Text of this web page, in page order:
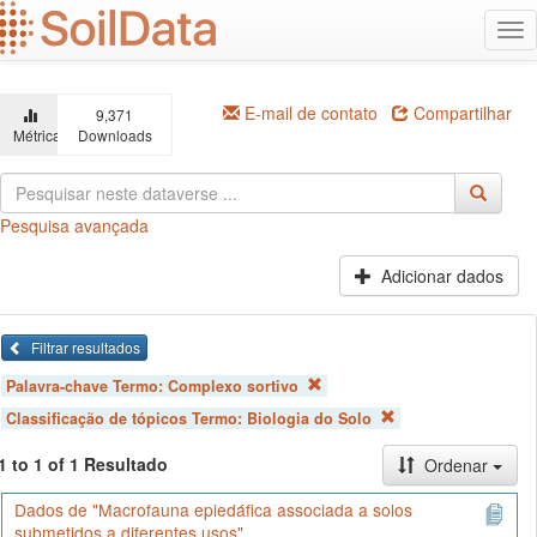
Ir
para
o
principal
Métricas
9,371
Downloads
E-mail de contato Compartilhar
Pesquisa avançada
Adicionar dados
Filtrar resultados
Palavra-chave Termo: Complexo sortivo
Classificação de tópicos Termo: Biologia do Solo
to 1 of 1 Resultado
Ordenar
Dados de "Macrofauna epiedáfica associada a solos
submetidos a diferentes usos"